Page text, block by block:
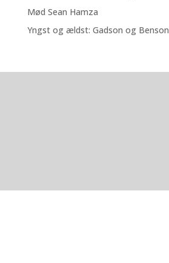
Mød Sean Hamza
Yngst og ældst: Gadson og Benson